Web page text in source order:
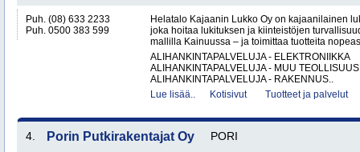
Puh. (08) 633 2233
Puh. 0500 383 599
Helatalo Kajaanin Lukko Oy on kajaanilainen
joka hoitaa lukituksen ja kiinteistöjen
mallilla Kainuussa – ja toimittaa tuotteita
ALIHANKINTAPALVELUJA - ELEKTRONIIKKA
ALIHANKINTAPALVELUJA - MUU TEOLLISUUS
ALIHANKINTAPALVELUJA - RAKENNUS..
Lue lisää..
Kotisivut Tuotteet ja palvelut
4. Porin Putkirakentajat Oy PORI